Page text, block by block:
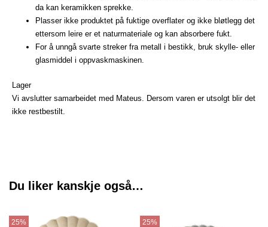
da kan keramikken sprekke.
Plasser ikke produktet på fuktige overflater og ikke bløtlegg det
ettersom leire er et naturmateriale og kan absorbere fukt.
For å unngå svarte streker fra metall i bestikk, bruk skylle- eller
glasmiddel i oppvaskmaskinen.
Lager
Vi avslutter samarbeidet med Mateus. Dersom varen er utsolgt blir det
ikke restbestilt.
Du liker kanskje også…
25%
pris
pris
25%